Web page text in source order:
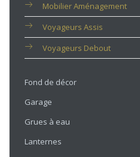
Mobilier Aménagement
Voyageurs Assis
Voyageurs Debout
Fond de décor
Garage
Grues à eau
Lanternes